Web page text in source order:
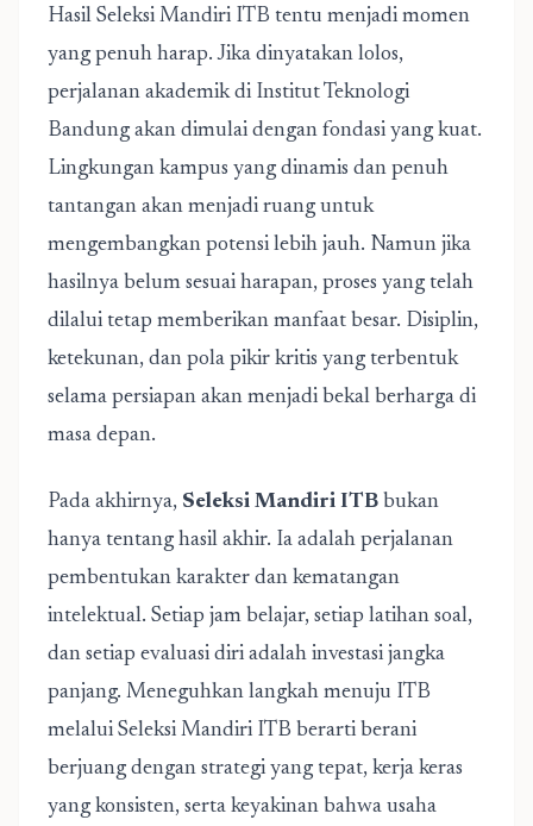
Hasil Seleksi Mandiri ITB tentu menjadi momen
yang penuh harap. Jika dinyatakan lolos,
perjalanan akademik di Institut Teknologi
Bandung akan dimulai dengan fondasi yang kuat.
Lingkungan kampus yang dinamis dan penuh
tantangan akan menjadi ruang untuk
mengembangkan potensi lebih jauh. Namun jika
hasilnya belum sesuai harapan, proses yang telah
dilalui tetap memberikan manfaat besar. Disiplin,
ketekunan, dan pola pikir kritis yang terbentuk
selama persiapan akan menjadi bekal berharga di
masa depan.
Pada akhirnya, Seleksi Mandiri ITB bukan
hanya tentang hasil akhir. Ia adalah perjalanan
pembentukan karakter dan kematangan
intelektual. Setiap jam belajar, setiap latihan soal,
dan setiap evaluasi diri adalah investasi jangka
panjang. Meneguhkan langkah menuju ITB
melalui Seleksi Mandiri ITB berarti berani
berjuang dengan strategi yang tepat, kerja keras
yang konsisten, serta keyakinan bahwa usaha